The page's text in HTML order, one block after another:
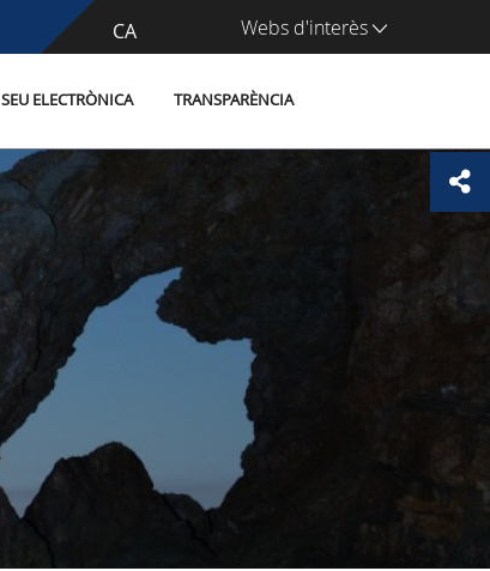
CA
ES Webs d'interès
SEU ELECTRÒNICA TRANSPARÈNCIA